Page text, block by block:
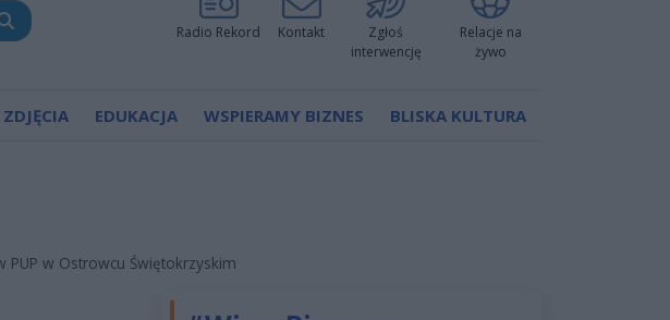
Radio Rekord Kontakt
Zgłoś
interwencję
Relacje na
żywo
ZDJĘCIA EDUKACJA WSPIERAMY BIZNES BLISKA KULTURA
PUP w Ostrowcu Świętokrzyskim